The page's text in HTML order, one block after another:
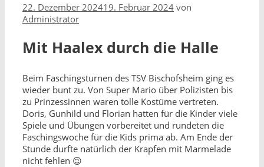
22. Dezember 202419. Februar 2024 von
Administrator
Mit Haalex durch die Halle
Beim Faschingsturnen des TSV Bischofsheim ging es
wieder bunt zu. Von Super Mario über Polizisten bis
zu Prinzessinnen waren tolle Kostüme vertreten.
Doris, Gunhild und Florian hatten für die Kinder viele
Spiele und Übungen vorbereitet und rundeten die
Faschingswoche für die Kids prima ab. Am Ende der
Stunde durfte natürlich der Krapfen mit Marmelade
nicht fehlen 😉